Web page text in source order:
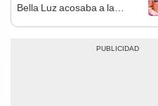
Bella Luz acosaba a la